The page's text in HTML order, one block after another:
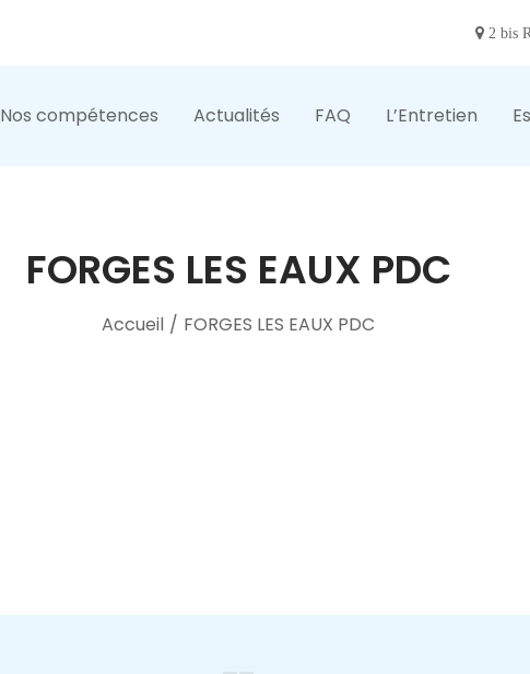
2 bis
Nos compétences Actualités FAQ L’Entretien
FORGES LES EAUX PDC
Accueil / FORGES LES EAUX PDC